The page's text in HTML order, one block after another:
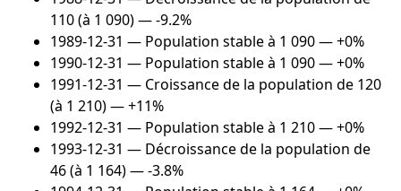
110 (à 1 090) — -9.2%
1989-12-31 — Population stable à 1 090 — +0%
1990-12-31 — Population stable à 1 090 — +0%
1991-12-31 — Croissance de la population de 120
(à 1 210) — +11%
1992-12-31 — Population stable à 1 210 — +0%
1993-12-31 — Décroissance de la population de
46 (à 1 164) — -3.8%